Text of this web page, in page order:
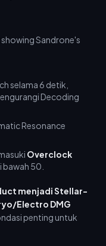
selama 6 detik,
Decoding
Resonance
Overclock
bawah 50.
menjadi Stellar-
Electro DMG
penting untuk